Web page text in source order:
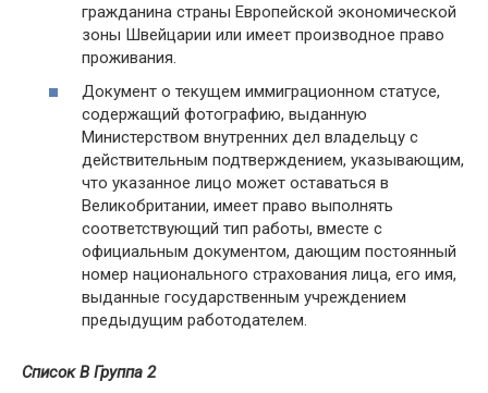
гражданина страны Европейской экономической
зоны Швейцарии или имеет производное право
проживания.
Документ о текущем иммиграционном статусе,
содержащий фотографию, выданную
Министерством внутренних дел владельцу с
действительным подтверждением, указывающим,
что указанное лицо может оставаться в
Великобритании, имеет право выполнять
соответствующий тип работы, вместе с
официальным документом, дающим постоянный
номер национального страхования лица, его имя,
выданные государственным учреждением
предыдущим работодателем.
Список B Группа 2